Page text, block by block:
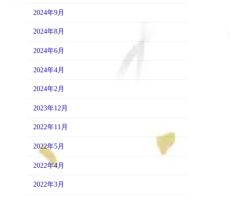
2024年9月
2024年8月
2024年6月
2024年4月
2024年2月
2023年12月
2022年11月
2022年5月
2022年4月
2022年3月